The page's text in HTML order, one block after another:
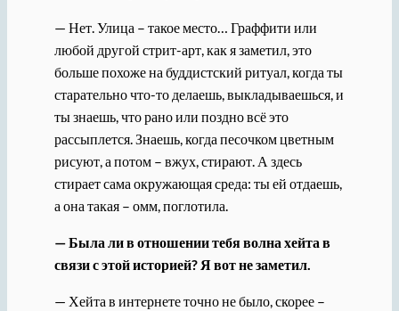
— Нет. Улица – такое место… Граффити или
любой другой стрит-арт, как я заметил, это
больше похоже на буддистский ритуал, когда ты
старательно что-то делаешь, выкладываешься, и
ты знаешь, что рано или поздно всё это
рассыплется. Знаешь, когда песочком цветным
рисуют, а потом – вжух, стирают. А здесь
стирает сама окружающая среда: ты ей отдаешь,
а она такая – омм, поглотила.
— Была ли в отношении тебя волна хейта в
связи с этой историей? Я вот не заметил.
— Хейта в интернете точно не было, скорее –